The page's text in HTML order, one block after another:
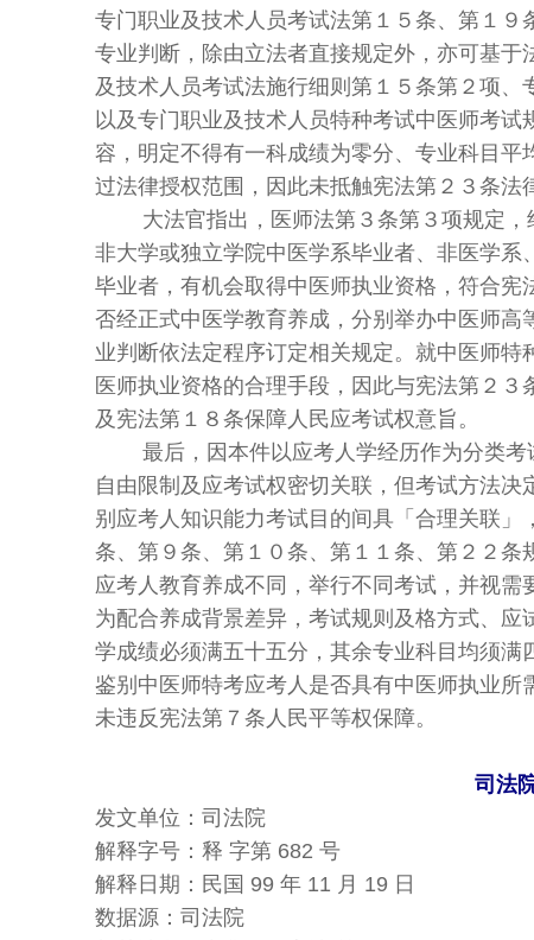
专门职业及技术人员考试法第１５条、第１
专业判断，除由立法者直接规定外，亦可基
及技术人员考试法施行细则第１５条第２项、
以及专门职业及技术人员特种考试中医师考
容，明定不得有一科成绩为零分、专业科目
过法律授权范围，因此未抵触宪法第２３条法
大法官指出，医师法第３条第３项规定，
非大学或独立学院中医学系毕业者、非医学
毕业者，有机会取得中医师执业资格，符合
否经正式中医学教育养成，分别举办中医师
业判断依法定程序订定相关规定。就中医师
医师执业资格的合理手段，因此与宪法第２
及宪法第１８条保障人民应考试权意旨。
最后，因本件以应考人学经历作为分类考
自由限制及应考试权密切关联，但考试方法
别应考人知识能力考试目的间具「合理关联
条、第９条、第１０条、第１１条、第２２
应考人教育养成不同，举行不同考试，并视需
为配合养成背景差异，考试规则及格方式、
学成绩必须满五十五分，其余专业科目均须
鉴别中医师特考应考人是否具有中医师执业
未违反宪法第７条人民平等权保障。
司法
发文单位：司法院
解释字号：释 字第 682 号
解释日期：民国 99 年 11 月 19 日
数据源：司法院